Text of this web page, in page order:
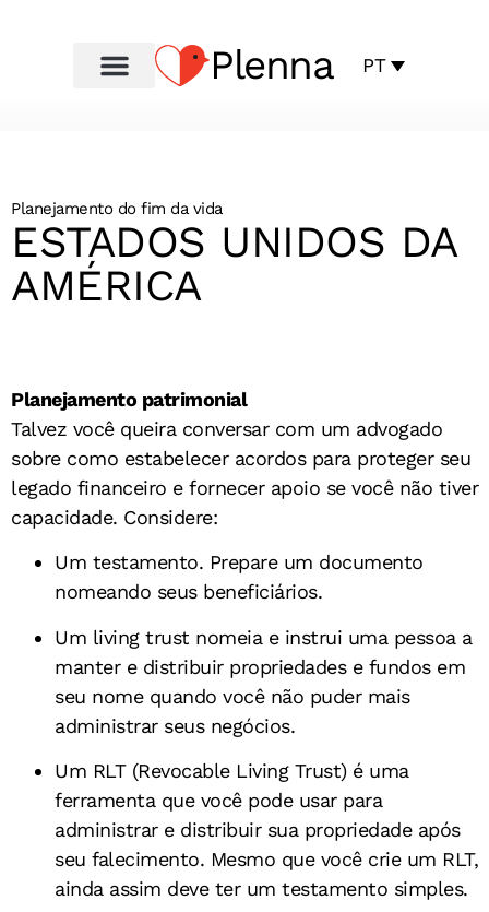
Plenna PT
Planejamento do fim da vida
ESTADOS UNIDOS DA
AMÉRICA
Planejamento patrimonial
Talvez você queira conversar com um advogado
sobre como estabelecer acordos para proteger seu
legado financeiro e fornecer apoio se você não tiver
capacidade. Considere:
Um testamento. Prepare um documento
nomeando seus beneficiários.
Um living trust nomeia e instrui uma pessoa a
manter e distribuir propriedades e fundos em
seu nome quando você não puder mais
administrar seus negócios.
Um RLT (Revocable Living Trust) é uma
ferramenta que você pode usar para
administrar e distribuir sua propriedade após
seu falecimento. Mesmo que você crie um RLT,
ainda assim deve ter um testamento simples.